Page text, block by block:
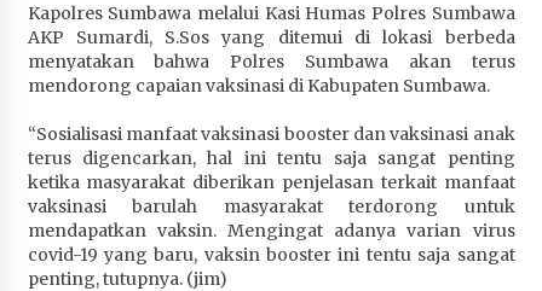
Pelatihan PDPP 2026 Bali
4 minggu ago
Terapkan “Polantas Menyapa”, Satlantas Polres
Kepolisian yang Profesional
4 minggu ago
Capaian Program Pemerintah Kabupaten
Sumbawa Terus Dirasakan Masyarakat
4 minggu ago
Kapolres Sumbawa melalui Kasi Humas Polres Sumbawa
AKP Sumardi, S.Sos yang ditemui di lokasi berbeda
menyatakan bahwa Polres Sumbawa akan terus
mendorong capaian vaksinasi di Kabupaten Sumbawa.
“Sosialisasi manfaat vaksinasi booster dan vaksinasi anak
terus digencarkan, hal ini tentu saja sangat penting
ketika masyarakat diberikan penjelasan terkait manfaat
vaksinasi barulah masyarakat terdorong untuk
mendapatkan vaksin. Mengingat adanya varian virus
covid-19 yang baru, vaksin booster ini tentu saja sangat
penting, tutupnya. (jim)